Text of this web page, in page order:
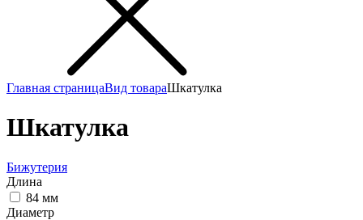
Главная страницаВид товараШкатулка
Шкатулка
Бижутерия
Длина
84 мм
Диаметр